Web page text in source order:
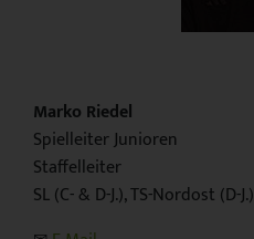
Marko Riedel
Spielleiter Junioren
Staffelleiter
SL (C- & D-J.), TS-Nordost (D-J.)